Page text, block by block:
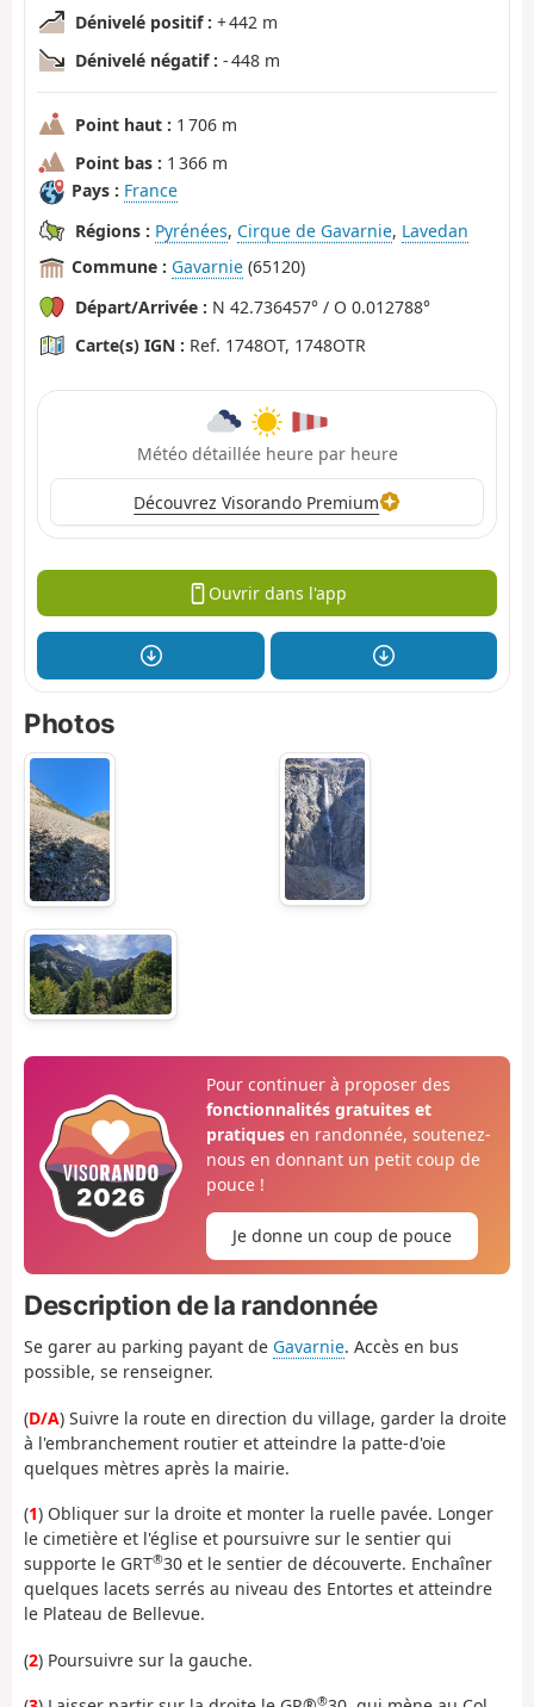
Dénivelé positif : + 442 m
Dénivelé négatif : - 448 m
Point haut : 1 706 m
Point bas : 1 366 m
Pays : France
Régions : Pyrénées, Cirque de Gavarnie, Lavedan
Commune : Gavarnie (65120)
Départ/Arrivée : N 42.736457° / O 0.012788°
Carte(s) IGN : Ref. 1748OT, 1748OTR
Météo détaillée heure par heure
Découvrez Visorando Premium
Ouvrir dans l'app
Photos
Pour continuer à proposer des
fonctionnalités gratuites et
pratiquesen randonnée, soutenez-
nous en donnant un petit coup de
pouce !
Je donne un coup de pouce
Description de la randonnée
Se garer au parking payant de Gavarnie. Accès en bus
possible, se renseigner.
(D/A) Suivre la route en direction du village, garder la droite
à l'embranchement routier et atteindre la patte-d'oie
quelques mètres après la mairie.
(1) Obliquer sur la droite et monter la ruelle pavée. Longer
le cimetière et l'église et poursuivre sur le sentier qui
supporte le GRT®30 et le sentier de découverte. Enchaîner
quelques lacets serrés au niveau des Entortes et atteindre
le Plateau de Bellevue.
(2) Poursuivre sur la gauche.
®